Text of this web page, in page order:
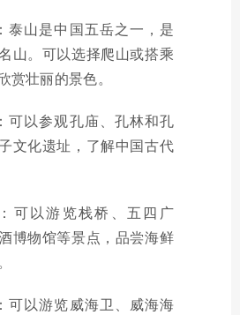
泰山是中国五岳之一，是
山。可以选择爬山或搭乘
赏壮丽的景色。
可以参观孔庙、孔林和孔
文化遗址，了解中国古代
可以游览栈桥、五四广
博物馆等景点，品尝海鲜
可以游览威海卫、威海海